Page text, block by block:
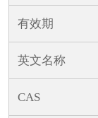
有效期
英文名称
CAS